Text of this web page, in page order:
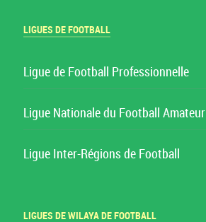
LIGUES DE FOOTBALL
Ligue de Football Professionnelle
Ligue Nationale du Football Amateur
Ligue Inter-Régions de Football
LIGUES DE WILAYA DE FOOTBALL